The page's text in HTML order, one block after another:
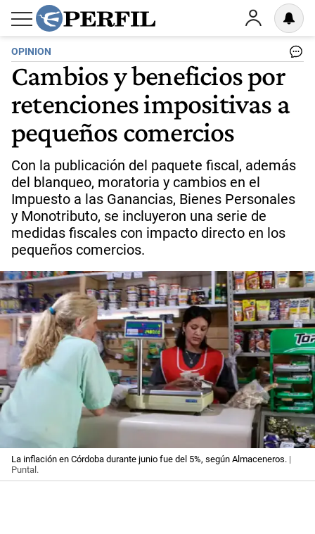
OPINION
Cambios y beneficios por
retenciones impositivas a
pequeños comercios
Con la publicación del paquete fiscal, además
del blanqueo, moratoria y cambios en el
Impuesto a las Ganancias, Bienes Personales
y Monotributo, se incluyeron una serie de
medidas fiscales con impacto directo en los
pequeños comercios.
La inflación en Córdoba durante junio fue del 5%, según Almaceneros. |
Puntal.